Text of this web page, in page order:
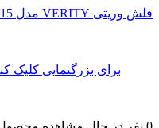
فلش وریتی VERITY مدل V-815 ظرفیت 64 گیگابایت
برای بزرگنمایی کلیک